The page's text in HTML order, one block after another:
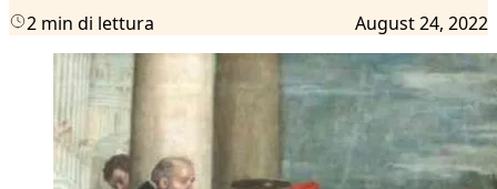
2 min di lettura August 24, 2022